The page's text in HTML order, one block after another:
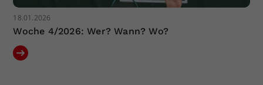
18.01.2026
Woche 4/2026: Wer? Wann? Wo?